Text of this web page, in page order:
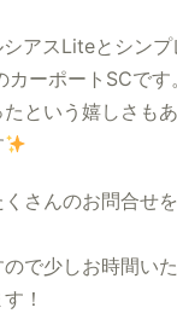
アスLiteとシンプ
ーポートSCです。
という嬉しさも
さんのお問合せ
で少しお時間い
！